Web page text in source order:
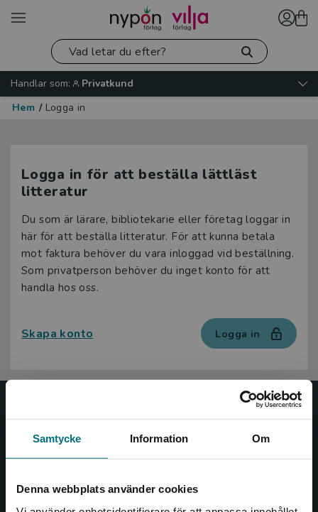
Samtycke Information Om
Denna webbplats använder cookies
Handlar som:
Privatkund
Hem / Logga in
Logga in för att beställa lättläst
litteratur
Du som är lärare, bibliotekarie eller företag loggar in
här för att beställa litteratur. För att kunna betala
mot faktura behöver du vara inloggad vid beställning.
Som privatperson behöver du inget konto för att
handla hos oss.
Skapa konto Logga in
Nypon och Vilja
Nypon och Vilja förlag ger ut böcker som väcker läslust
såväl barn som vuxna.
Nypon och Vilja förlag är en del av Studentlitteratur.